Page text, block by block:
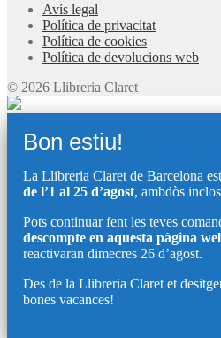
Avís legal
Política de privacitat
Política de cookies
Política de devolucions web
© 2026 Llibreria Claret
Bon estiu!
La Llibreria Claret de Barcelona
de l’1 al 25 d’agost, ambdòs
Pots continuar fent les teves
descompte en aquesta pàgina
reactivaran dimecres 26 d’agost.
Des de la Llibreria Claret et
bones vacances!